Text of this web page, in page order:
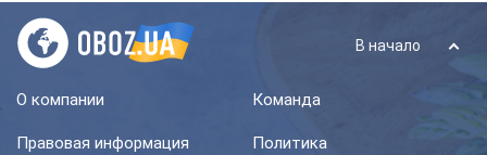
В начало
О компании Команда
Правовая информация
Политика